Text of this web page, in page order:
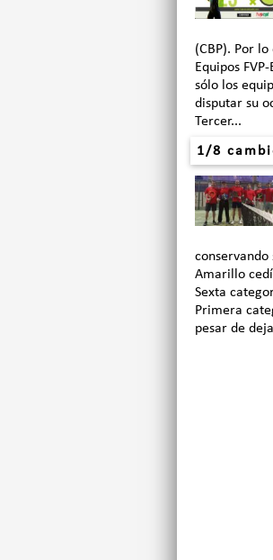
(CBP). Por
Equipos
sólo los
disputar su
Tercer...
1/8
conservando
Amarillo
Sexta
Primera
pesar de